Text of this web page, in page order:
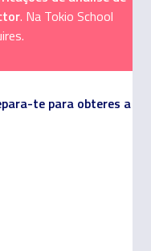
. Na Tokio School
te para obteres a